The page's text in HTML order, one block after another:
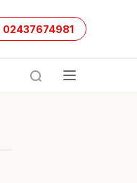
02437674981